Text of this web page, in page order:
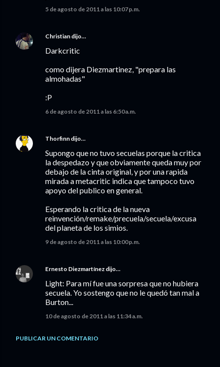
5 de agosto de 2011 a las 10:07 p.m.
Christian dijo…
Darkcritic
como dijera Diezmartinez, "prepara las
almohadas"
:P
6 de agosto de 2011 a las 6:50 a.m.
Thorfinn dijo…
Supongo que no tuvo secuelas porque la critica
la despedazo y que obviamente queda muy por
debajo de la cinta original, y por una rapida
mirada a metacritic indica que tampoco tuvo
apoyo del publico en general.
Esperando la critica de la nueva
reinvención/remake/precuela/secuela/excusa
del planeta de los simios.
9 de agosto de 2011 a las 10:00 p.m.
Ernesto Diezmartínez dijo…
Light: Para mí fue una sorpresa que no hubiera
secuela. Yo sostengo que no le quedó tan mal a
Burton...
10 de agosto de 2011 a las 11:34 a.m.
PUBLICAR UN COMENTARIO